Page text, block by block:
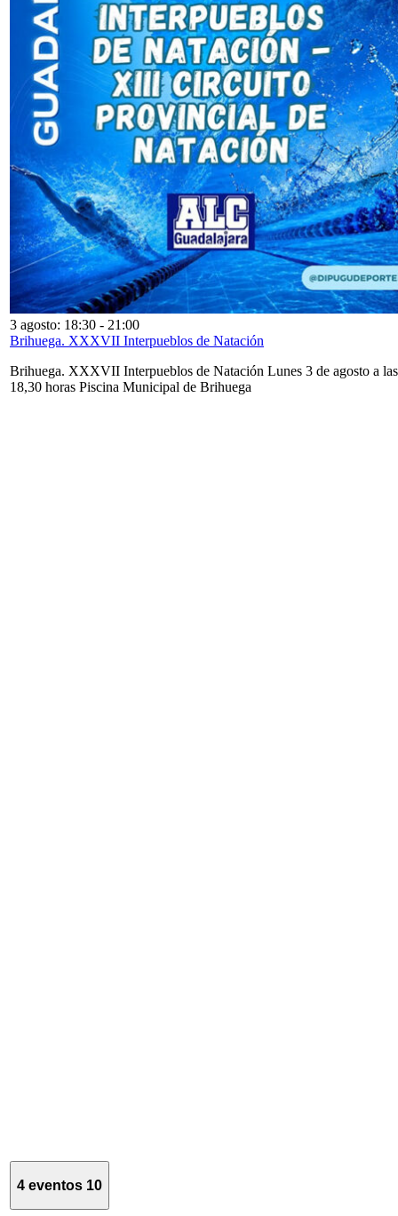
3 agosto: 18:30 - 21:00
Brihuega. XXXVII Interpueblos de Natación
Brihuega. XXXVII Interpueblos de Natación Lunes 3 de agosto a las
18,30 horas Piscina Municipal de Brihuega
4 eventos 10